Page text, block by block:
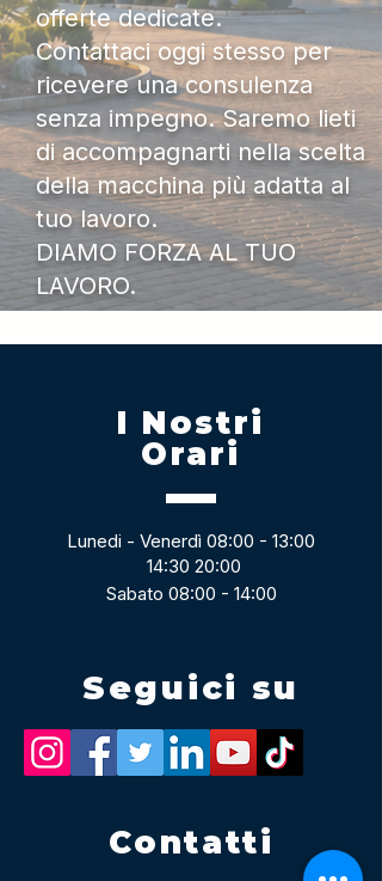
offerte dedicate.
Contattaci oggi stesso per
ricevere una consulenza
senza impegno. Saremo lieti
di accompagnarti nella scelta
della macchina più adatta al
tuo lavoro.
DIAMO FORZA AL TUO
LAVORO.
I Nostri
Orari
Lunedi - Venerdì 08:00 - 13:00
14:30 20:00
Sabato 08:00 - 14:00
Seguici su
Contatti